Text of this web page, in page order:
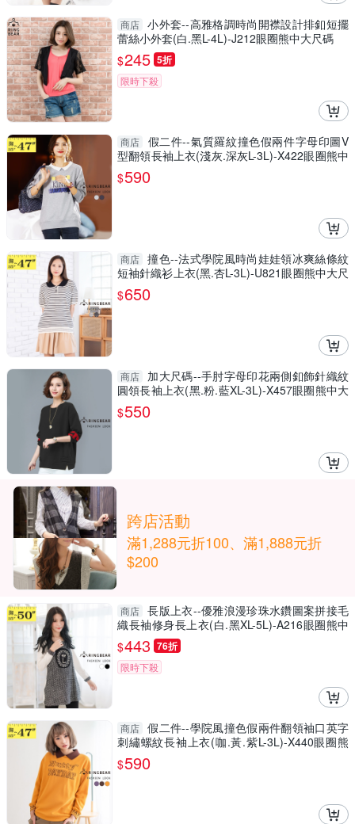
商店 小外套--高雅格調時尚開襟設計排釦短擺
蕾絲小外套(白.黑L-4L)-J212眼圈熊中大尺碼
$245 5折
限時下殺
商店
假二件--氣質羅紋撞色假兩件字母印圖V
型翻領長袖上衣(淺灰.深灰L-3L)-X422眼圈熊中
大尺碼
$590
商店 撞色--法式學院風時尚娃娃領冰爽絲條紋
短袖針織衫上衣(黑.杏L-3L)-U821眼圈熊中大尺
碼
$650
商店
加大尺碼--手肘字母印花兩側釦飾針織紋
圓領長袖上衣(黑.粉.藍XL-3L)-X457眼圈熊中大
尺碼
$550
跨店活動
滿1,288元折100、滿1,888元折
$200
商店 長版上衣--優雅浪漫珍珠水鑽圖案拼接毛
織長袖修身長上衣(白.黑XL-5L)-A216眼圈熊中
大尺碼
$443 76折
限時下殺
商店 假二件--學院風撞色假兩件翻領袖口英字
刺繡螺紋長袖上衣(咖.黃.紫L-3L)-X440眼圈熊
中大尺碼
$590